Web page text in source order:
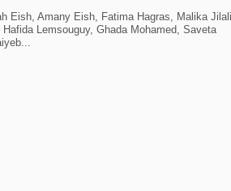
Eish, Amany Eish, Fatima Hagras, Malika Jilali,
Lemsouguy, Ghada Mohamed, Saveta